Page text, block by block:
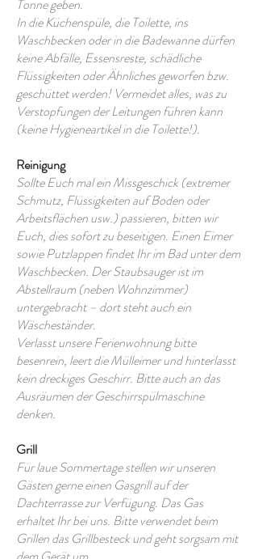
Tonne geben.
In die Küchenspüle, die Toilette, ins
Waschbecken oder in die Badewanne dürfen
keine Abfälle, Essensreste, schädliche
Flüssigkeiten oder Ähnliches geworfen bzw.
geschüttet werden! Vermeidet alles, was zu
Verstopfungen der Leitungen führen kann
(keine Hygieneartikel in die Toilette!).
Reinigung
Sollte Euch mal ein Missgeschick (extremer
Schmutz, Flüssigkeiten auf Boden oder
Arbeitsflächen usw.) passieren, bitten wir
Euch, dies sofort zu beseitigen. Einen Eimer
sowie Putzlappen findet Ihr im Bad unter dem
Waschbecken. Der Staubsauger ist im
Abstellraum (neben Wohnzimmer)
untergebracht – dort steht auch ein
Wäscheständer.
Verlasst unsere Ferienwohnung bitte
besenrein, leert die Mülleimer und hinterlasst
kein dreckiges Geschirr. Bitte auch an das
Ausräumen der Geschirrspülmaschine
denken.
Grill
Für laue Sommertage stellen wir unseren
Gästen gerne einen Gasgrill auf der
Dachterrasse zur Verfügung. Das Gas
erhaltet Ihr bei uns. Bitte verwendet beim
Grillen das Grillbesteck und geht sorgsam mit